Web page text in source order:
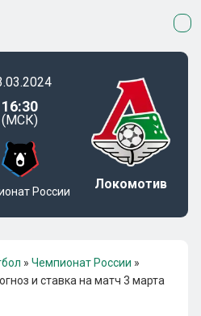
16:30
(МСК)
России Локомотив
» Чемпионат России »
и ставка на матч 3 марта